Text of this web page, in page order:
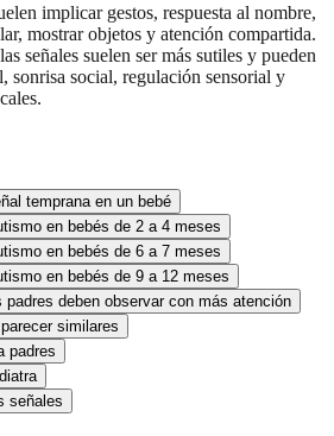
implicar gestos, respuesta al nombre,
mostrar objetos y atención compartida.
señales suelen ser más sutiles y pueden
sonrisa social, regulación sensorial y
temprana en un bebé
en bebés de 2 a 4 meses
en bebés de 6 a 7 meses
en bebés de 9 a 12 meses
padres deben observar con más atención
similares
padres
señales